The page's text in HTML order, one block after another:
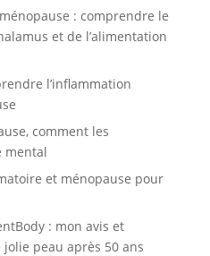
: comprendre le
et de l’alimentation
l’inflammation
comment les
mental
et ménopause pour
: mon avis et
peau après 50 ans